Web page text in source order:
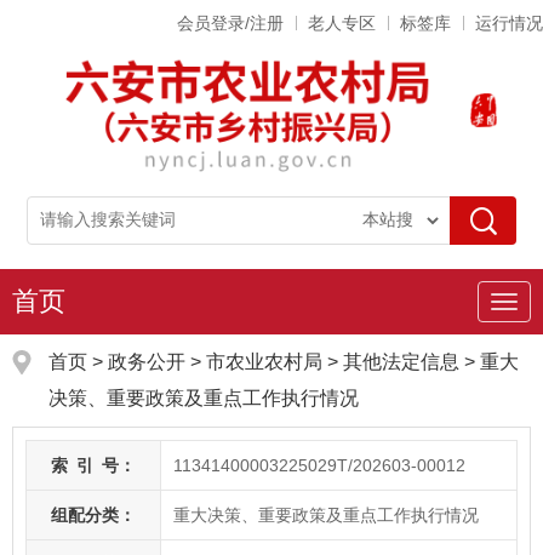
会员登录/注册 老人专区 标签库 运行情况
导
航
首页
首页 > 政务公开 > 市农业农村局 > 其他法定信息 > 重大
决策、重要政策及重点工作执行情况
索 引 号： 11341400003225029T/202603-00012
组配分类： 重大决策、重要政策及重点工作执行情况